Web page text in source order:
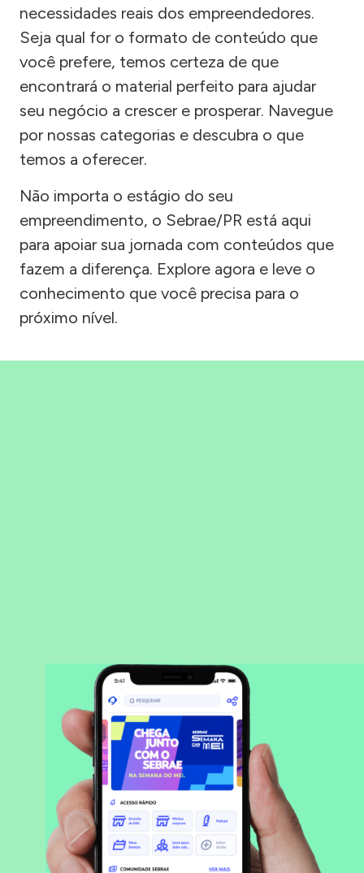
necessidades reais dos empreendedores.
Seja qual for o formato de conteúdo que
você prefere, temos certeza de que
encontrará o material perfeito para ajudar
seu negócio a crescer e prosperar. Navegue
por nossas categorias e descubra o que
temos a oferecer.
Não importa o estágio do seu
empreendimento, o Sebrae/PR está aqui
para apoiar sua jornada com conteúdos que
fazem a diferença. Explore agora e leve o
conhecimento que você precisa para o
próximo nível.